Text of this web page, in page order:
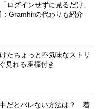
ログインせずに見るだけ」
Gramhirの代わりも紹介
たちょっと不気味なストリ
見れる座標付き
だとバレない方法は？ 着